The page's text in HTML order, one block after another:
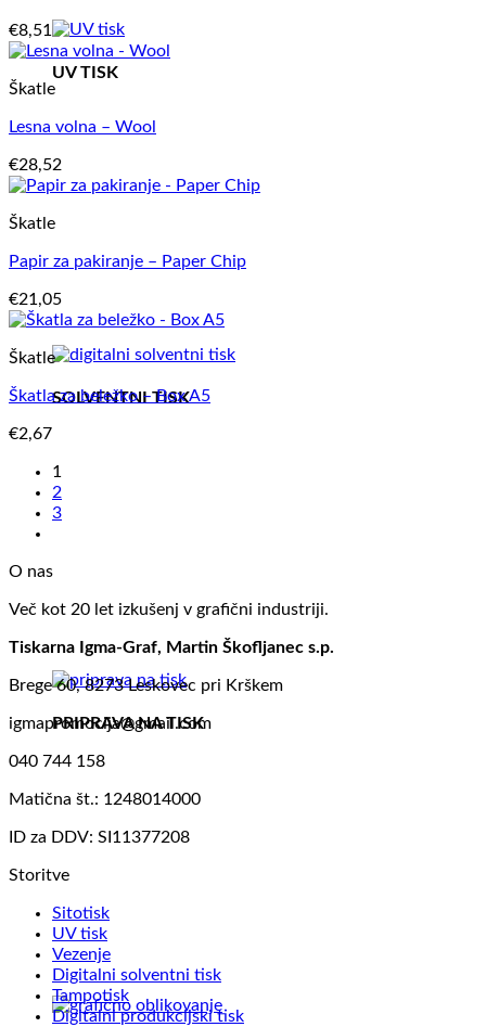
UV TISK
SOLVENTNI TISK
PRIPRAVA NA TISK
€8,51
Škatle
Lesna volna – Wool
€28,52
Škatle
Papir za pakiranje – Paper Chip
€21,05
Škatle
Škatla za beležko – Box A5
€2,67
1
2
3
O nas
Več kot 20 let izkušenj v grafični industriji.
Tiskarna Igma-Graf, Martin Škofljanec s.p.
Brege 60, 8273 Leskovec pri Krškem
igmapromocija@gmail.com
040 744 158
Matična št.: 1248014000
ID za DDV: SI11377208
Storitve
Sitotisk
UV tisk
Vezenje
Digitalni solventni tisk
Tampotisk
Digitalni produkcijski tisk